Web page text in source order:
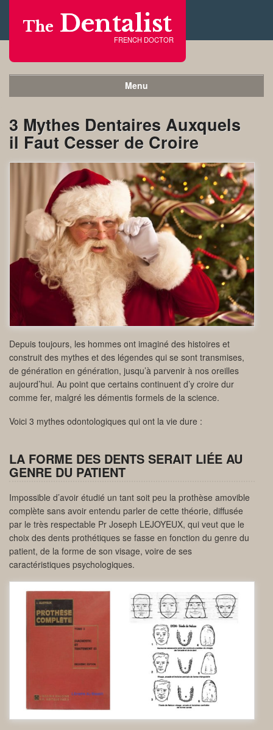
The Dentalist
FRENCH DOCTOR
Menu
3 Mythes Dentaires Auxquels
il Faut Cesser de Croire
Depuis toujours, les hommes ont imaginé des histoires et
construit des mythes et des légendes qui se sont transmises,
de génération en génération, jusqu’à parvenir à nos oreilles
aujourd’hui. Au point que certains continuent d’y croire dur
comme fer, malgré les démentis formels de la science.
Voici 3 mythes odontologiques qui ont la vie dure :
LA FORME DES DENTS SERAIT LIÉE AU
GENRE DU PATIENT
Impossible d’avoir étudié un tant soit peu la prothèse amovible
complète sans avoir entendu parler de cette théorie, diffusée
par le très respectable Pr Joseph LEJOYEUX, qui veut que le
choix des dents prothétiques se fasse en fonction du genre du
patient, de la forme de son visage, voire de ses
caractéristiques psychologiques.